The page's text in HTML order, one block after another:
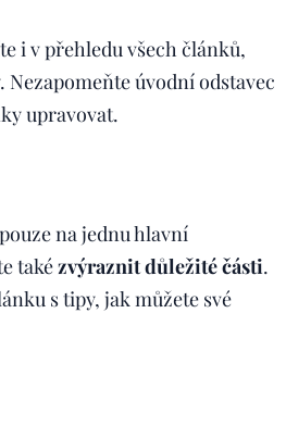
i v přehledu všech článků,
úvodní odstavec
upravovat.
na jednu hlavní
takézvýraznit důležité části.
s tipy, jak můžete své